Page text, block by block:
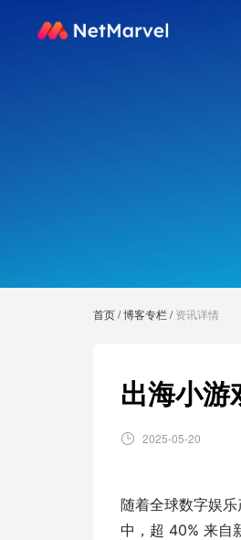
首页/博客专栏/资讯详情
出海小游
2025-05-20
随着全球数字娱
中，超 40% 来自